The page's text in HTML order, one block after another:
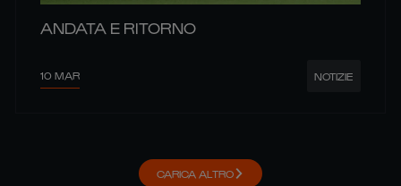
ANDATA E RITORNO
10 MAR NOTIZIE
CARICA ALTRO